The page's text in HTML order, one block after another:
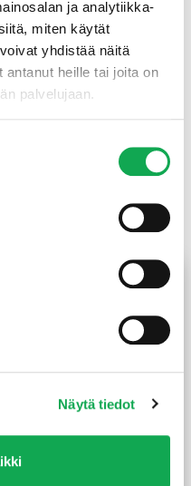
ja analytiikka-
miten käytät
yhdistää näitä
antanut heille tai joita on
palvelujaan.
Näytä tiedot
2100 mm =
66145
2400 mm =
66146
Kuusipaneeli 15X95 mm